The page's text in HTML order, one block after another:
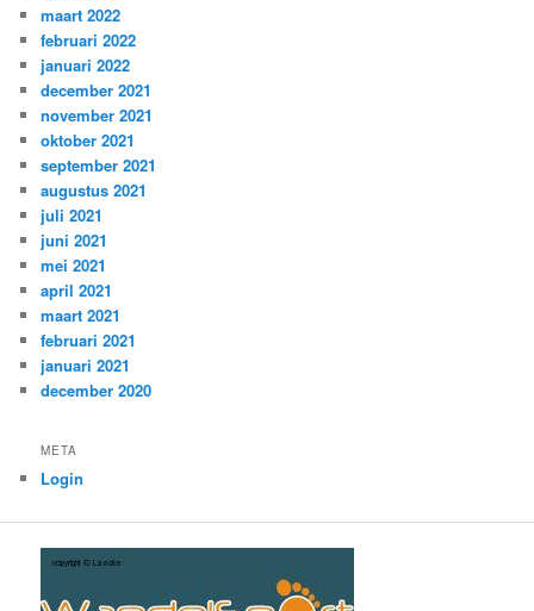
maart 2022
februari 2022
januari 2022
december 2021
november 2021
oktober 2021
september 2021
augustus 2021
juli 2021
juni 2021
mei 2021
april 2021
maart 2021
februari 2021
januari 2021
december 2020
META
Login